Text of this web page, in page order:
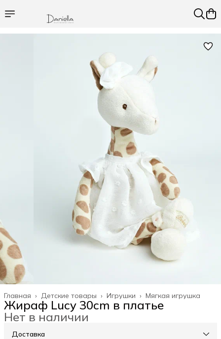
Мягкая игрушка
Игрушки ›
Детские товары ›
Главная ›
Жираф Lucy 30cm в платье
Нет в наличии
Доставка